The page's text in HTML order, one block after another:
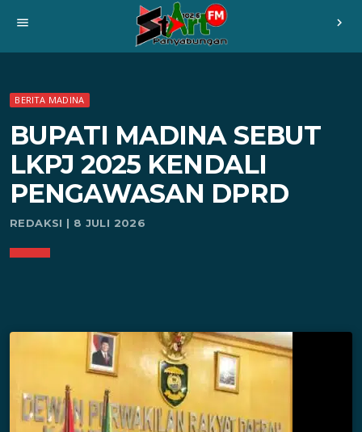
menu chevron_right
BERITA MADINA
BUPATI MADINA SEBUT
LKPJ 2025 KENDALI
PENGAWASAN DPRD
REDAKSI | 8 JULI 2026